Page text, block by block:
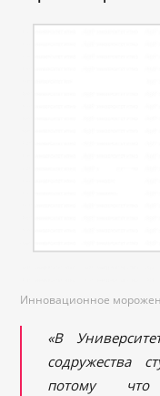
Инновационное
«В
содружества
потому